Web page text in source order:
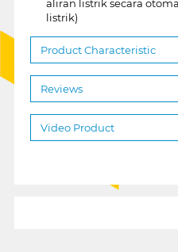
aliran listrik secara
listrik)
Product Characteristic
Reviews
Video Product